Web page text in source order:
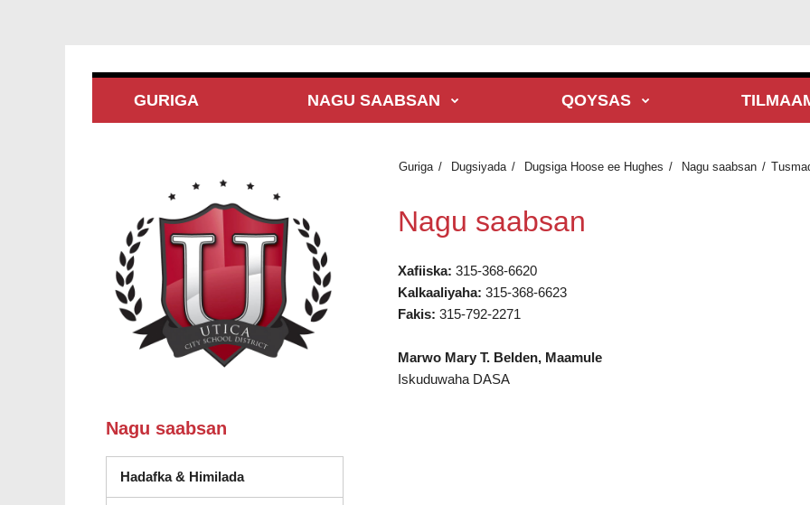
GURIGA NAGU SAABSAN QOYSAS
Guriga Dugsiyada Dugsiga Hoose ee Hughes Nagu saabsan
Nagu saabsan
Xafiiska: 315-368-6620
Kalkaaliyaha: 315-368-6623
Fakis: 315-792-2271
Marwo Mary T. Belden, Maamule
Iskuduwaha DASA
Nagu saabsan
Hadafka & Himilada